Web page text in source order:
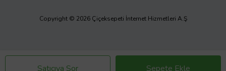
Satıcıya Sor Sepete Ekle
Copyright © 2026 Çiçeksepeti İnternet Hizmetleri A.Ş